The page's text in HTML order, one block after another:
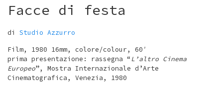
Facce di festa
di Studio Azzurro
Film, 1980 16mm, colore/colour, 60′
prima presentazione: rassegna “L’altro Cinema
Europeo”, Mostra Internazionale d’Arte
Cinematografica, Venezia, 1980